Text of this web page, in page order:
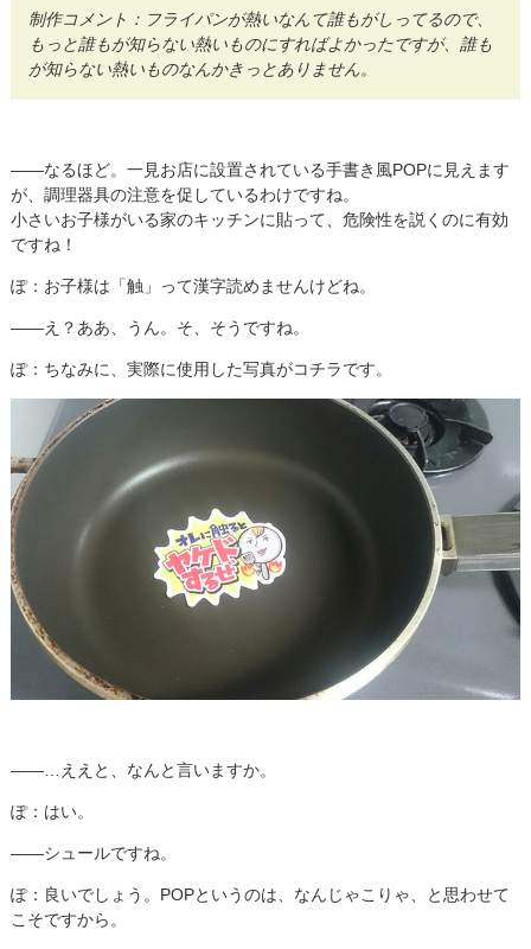
制作コメント：フライパンが熱いなんて誰もがしってるので、
もっと誰もが知らない熱いものにすればよかったですが、誰も
が知らない熱いものなんかきっとありません。
――なるほど。一見お店に設置されている手書き風POPに見えます
が、調理器具の注意を促しているわけですね。
小さいお子様がいる家のキッチンに貼って、危険性を説くのに有効
ですね！
ぽ：お子様は「触」って漢字読めませんけどね。
――え？ああ、うん。そ、そうですね。
ぽ：ちなみに、実際に使用した写真がコチラです。
――…ええと、なんと言いますか。
ぽ：はい。
――シュールですね。
ぽ：良いでしょう。POPというのは、なんじゃこりゃ、と思わせて
こそですから。